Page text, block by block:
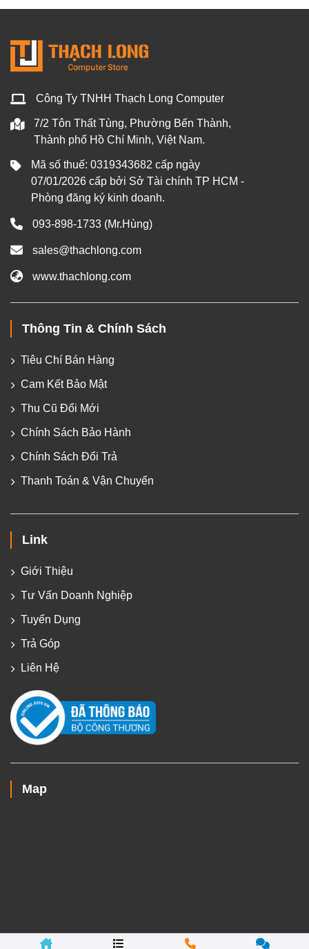
Công Ty TNHH Thạch Long Computer
7/2 Tôn Thất Tùng, Phường Bến Thành,
Thành phố Hồ Chí Minh, Việt Nam.
Mã số thuế: 0319343682 cấp ngày
07/01/2026 cấp bởi Sở Tài chính TP HCM -
Phòng đăng ký kinh doanh.
093-898-1733 (Mr.Hùng)
sales@thachlong.com
www.thachlong.com
Thông Tin & Chính Sách
Tiêu Chí Bán Hàng
Cam Kết Bảo Mật
Thu Cũ Đổi Mới
Chính Sách Bảo Hành
Chính Sách Đổi Trả
Thanh Toán & Vận Chuyển
Link
Giới Thiệu
Tư Vấn Doanh Nghiệp
Tuyển Dụng
Trả Góp
Liên Hệ
Map